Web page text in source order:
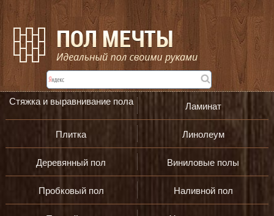
Стяжка и выравнивание пола Ламинат
Плитка Линолеум
Деревянный пол Виниловые полы
Пробковый пол Наливной пол